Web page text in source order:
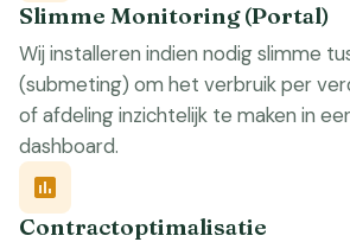
Slimme Monitoring (Portal)
Wij installeren indien nodig slimme
(submeting) om het verbruik per
of afdeling inzichtelijk te maken in
dashboard.
Contractoptimalisatie